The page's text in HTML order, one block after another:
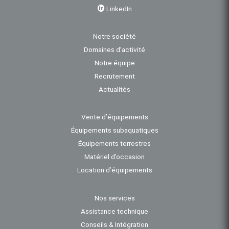
LinkedIn
Notre société
Domaines d’activité
Notre équipe
Recrutement
Actualités
Vente d’équipements
Équipements subaquatiques
Équipements terrestres
Matériel d’occasion
Location d’équipements
Nos services
Assistance technique
Conseils & Intégration